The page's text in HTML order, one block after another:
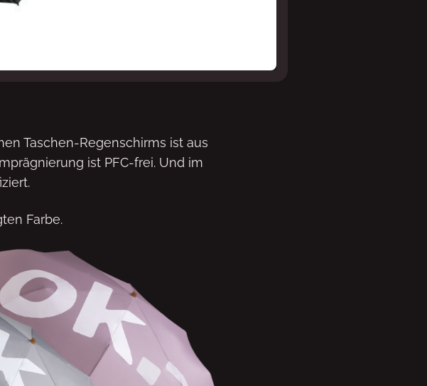
Taschen-Regenschirms ist aus
ist PFC-frei. Und im
Farbe.